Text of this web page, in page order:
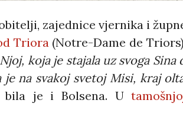
zajednice vjernika i
Triora(Notre-Dame de
koja je stajala uz svoga
na svakoj svetoj Misi, kraj
bila je i Bolsena. U